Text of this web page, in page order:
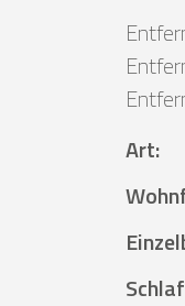
Art: